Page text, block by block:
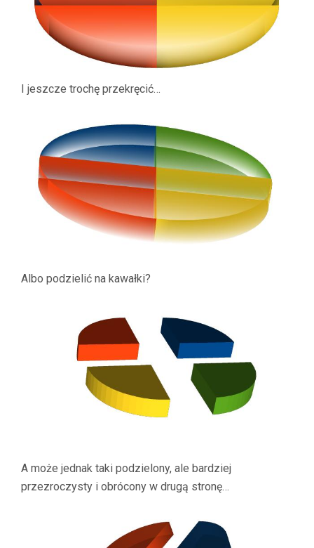
I jeszcze trochę przekręcić…
Albo podzielić na kawałki?
A może jednak taki podzielony, ale bardziej
przezroczysty i obrócony w drugą stronę…